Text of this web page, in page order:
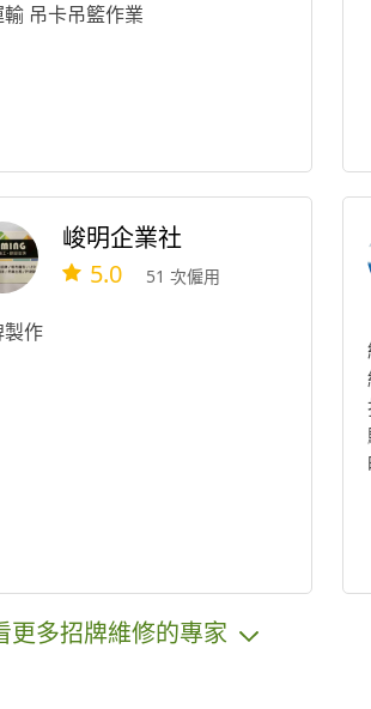
吊卡吊籃作業
峻明企業社
5.0 51 次僱用
作
更多招牌維修的專家